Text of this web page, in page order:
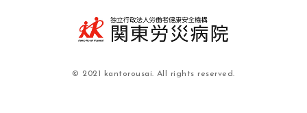
© 2021 kantorousai. All rights reserved.